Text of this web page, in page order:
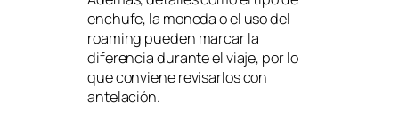
enchufe, la moneda o el uso del
roaming pueden marcar la
diferencia durante el viaje, por lo
que conviene revisarlos con
antelación.